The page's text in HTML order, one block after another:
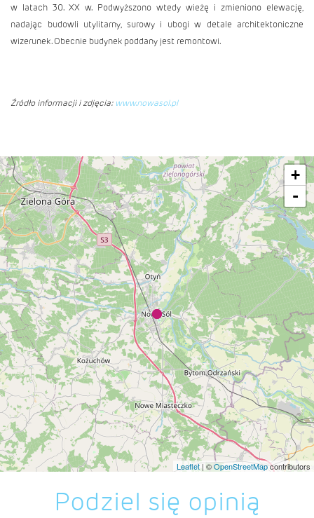
w latach 30. XX w. Podwyższono wtedy wieżę i zmieniono elewację,
nadając budowli utylitarny, surowy i ubogi w detale architektoniczne
wizerunek. Obecnie budynek poddany jest remontowi.
Źródło informacji i zdjęcia: www.nowasol.pl
+
-
Leaflet| ©OpenStreetMapcontributors
Podziel się opinią